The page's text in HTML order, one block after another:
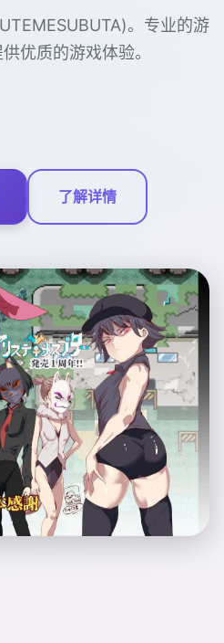
。专业的游
优质的游戏体验。
了解详情